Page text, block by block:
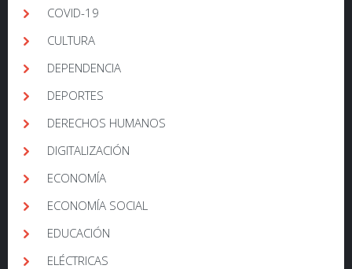
COVID-19
CULTURA
DEPENDENCIA
DEPORTES
DERECHOS HUMANOS
DIGITALIZACIÓN
ECONOMÍA
ECONOMÍA SOCIAL
EDUCACIÓN
ELÉCTRICAS